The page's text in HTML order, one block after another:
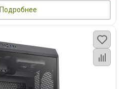
Подробнее